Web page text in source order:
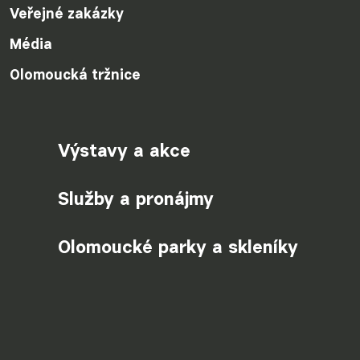
Veřejné zakázky
Média
Olomoucká tržnice
Výstavy a akce
Služby a pronájmy
Olomoucké parky a skleníky